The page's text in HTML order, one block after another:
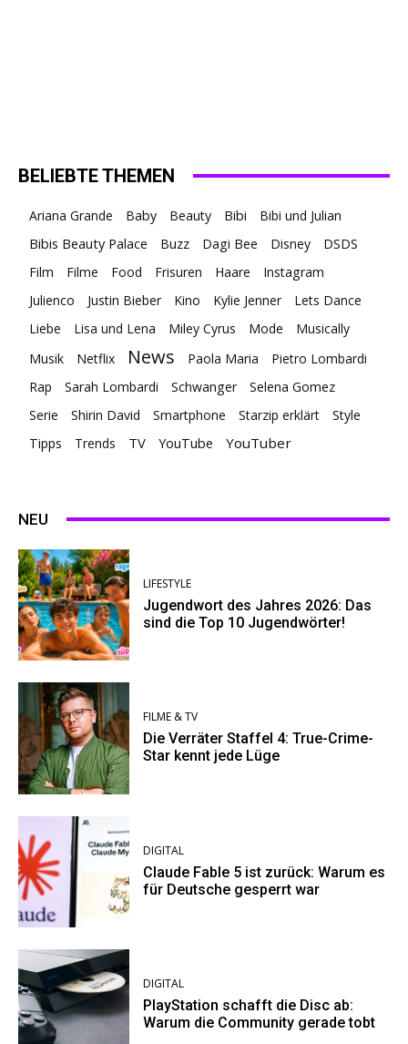
BELIEBTE THEMEN
Ariana Grande Baby Beauty Bibi Bibi und Julian
Bibis Beauty Palace Buzz Dagi Bee Disney
DSDS
Film
Filme Food Frisuren Haare
Instagram
Julienco
Justin Bieber Kino Kylie Jenner
Lets Dance
Liebe
Lisa und Lena Miley Cyrus Mode
Musically
Musik
Netflix News Paola Maria
Pietro Lombardi
Rap
Sarah Lombardi Schwanger
Selena Gomez
Serie
Shirin David Smartphone Starzip erklärt
Style
Tipps
Trends TV YouTube YouTuber
NEU
LIFESTYLE
Jugendwort des Jahres 2026: Das
sind die Top 10 Jugendwörter!
FILME & TV
Die Verräter Staffel 4: True-Crime-
Star kennt jede Lüge
DIGITAL
Claude Fable 5 ist zurück: Warum es
für Deutsche gesperrt war
DIGITAL
PlayStation schafft die Disc ab:
Warum die Community gerade tobt